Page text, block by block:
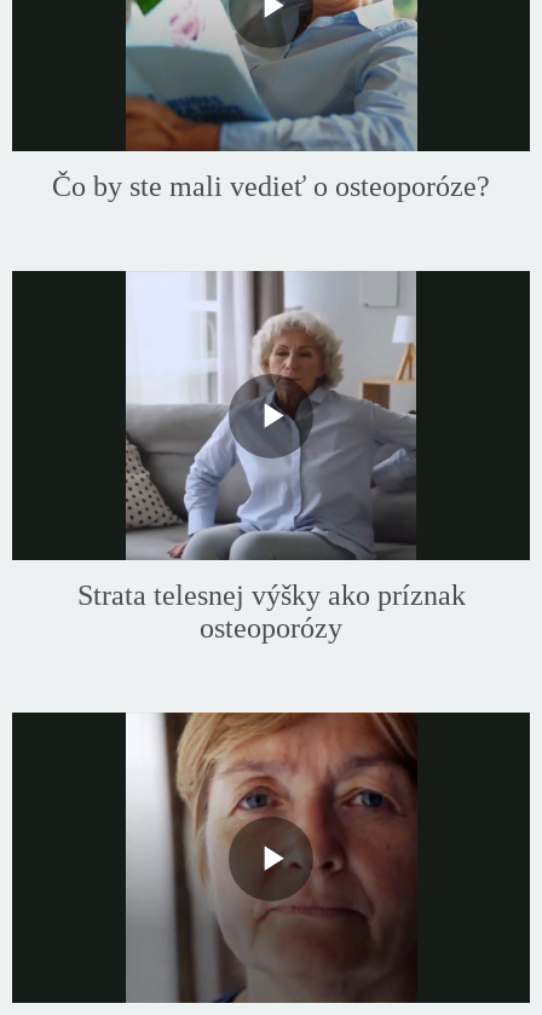
Play
Video
Čo by ste mali vedieť o osteoporóze?
Play
Video
Strata telesnej výšky ako príznak
osteoporózy
Play
Video